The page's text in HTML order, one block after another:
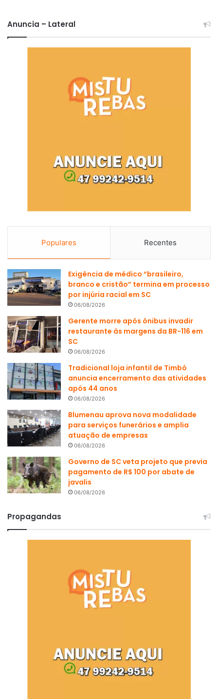
Anuncia – Lateral
Populares Recentes
Exigência de médico “brasileiro,
branco e cristão” termina em processo
por injúria racial em SC
06/08/2026
Gerente morre após ônibus invadir
restaurante às margens da BR-116 em
SC
06/08/2026
Tradicional loja infantil de Timbó
anuncia encerramento das atividades
após 44 anos
06/08/2026
Blumenau aprova nova modalidade
para serviços funerários e amplia
atuação de empresas
06/08/2026
Governo de SC veta projeto que previa
pagamento de R$ 100 por abate de
javalis
06/08/2026
Propagandas